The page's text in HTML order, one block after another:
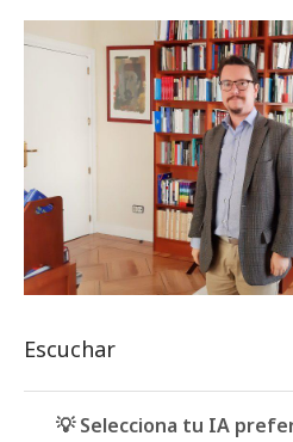
Escuchar
💡 Selecciona tu IA